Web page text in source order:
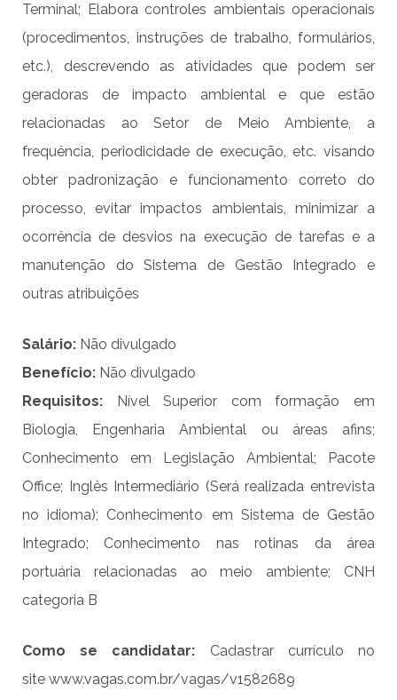
Terminal; Elabora controles ambientais operacionais
(procedimentos, instruções de trabalho, formulários,
etc.), descrevendo as atividades que podem ser
geradoras de impacto ambiental e que estão
relacionadas ao Setor de Meio Ambiente, a
frequência, periodicidade de execução, etc. visando
obter padronização e funcionamento correto do
processo, evitar impactos ambientais, minimizar a
ocorrência de desvios na execução de tarefas e a
manutenção do Sistema de Gestão Integrado e
outras atribuições
Salário: Não divulgado
Benefício: Não divulgado
Requisitos:
Nível Superior com formação em
Biologia, Engenharia Ambiental ou áreas afins;
Conhecimento em Legislação Ambiental; Pacote
Office; Inglês Intermediário (Será realizada entrevista
no idioma); Conhecimento em Sistema de Gestão
Integrado; Conhecimento nas rotinas da área
portuária relacionadas ao meio ambiente; CNH
categoria B
Como se candidatar: Cadastrar currículo no
site www.vagas.com.br/vagas/v1582689